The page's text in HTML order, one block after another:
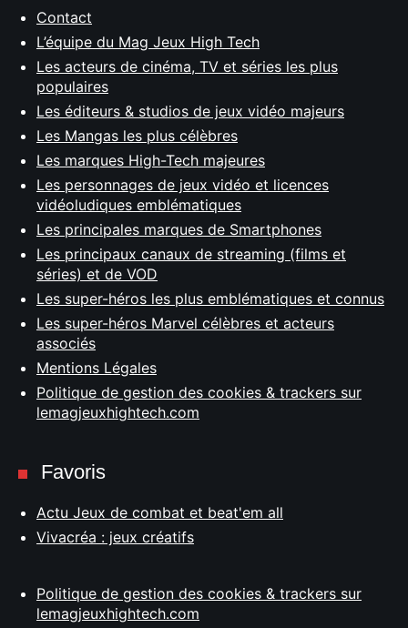
Contact
L’équipe du Mag Jeux High Tech
Les acteurs de cinéma, TV et séries les plus
populaires
Les éditeurs & studios de jeux vidéo majeurs
Les Mangas les plus célèbres
Les marques High-Tech majeures
Les personnages de jeux vidéo et licences
vidéoludiques emblématiques
Les principales marques de Smartphones
Les principaux canaux de streaming (films et
séries) et de VOD
Les super-héros les plus emblématiques et connus
Les super-héros Marvel célèbres et acteurs
associés
Mentions Légales
Politique de gestion des cookies & trackers sur
lemagjeuxhightech.com
Favoris
Actu Jeux de combat et beat'em all
Vivacréa : jeux créatifs
Politique de gestion des cookies & trackers sur
lemagjeuxhightech.com